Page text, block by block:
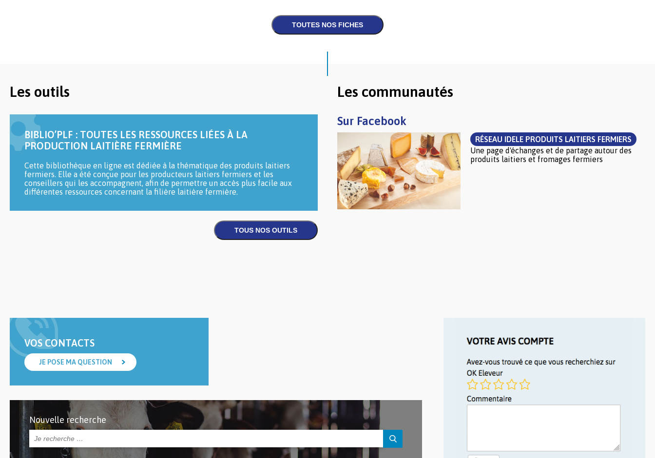
Les outils
BIBLIO’PLF : TOUTES LES RESSOURCES LIÉES À LA
PRODUCTION LAITIÈRE FERMIÈRE
Cette bibliothèque en ligne est dédiée à la thématique des produits laitiers
fermiers. Elle a été conçue pour les producteurs laitiers fermiers et les
conseillers qui les accompagnent, afin de permettre un accès plus facile aux
différentes ressources concernant la filière laitière fermière.
Les communautés
Sur Facebook
RÉSEAU IDELE PRODUITS LAITIERS FERMIERS
Une page d'échanges et de partage autour des
produits laitiers et fromages fermiers
VOS CONTACTS
JE POSE MA QUESTION
Nouvelle recherche